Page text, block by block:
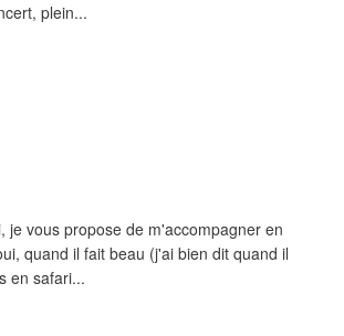
plein...
je vous propose de m'accompagner en
quand il fait beau (j'ai bien dit quand il
en safari...